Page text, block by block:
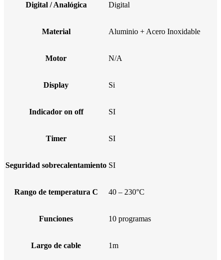
Digital / Analógica Digital
Material Aluminio + Acero Inoxidable
Motor N/A
Display Si
Indicador on off SI
Timer SI
Seguridad sobrecalentamiento SI
Rango de temperatura C 40 – 230°C
Funciones 10 programas
Largo de cable 1m